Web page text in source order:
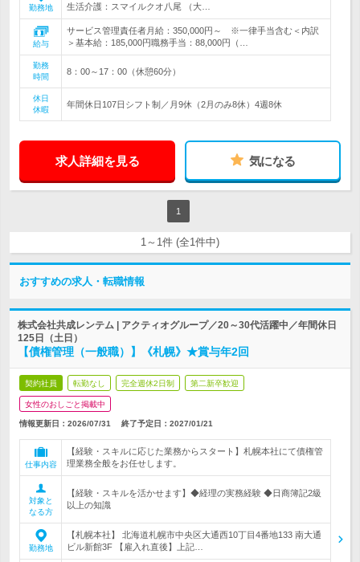
勤務地
生活介護：スマイルクオ八尾 （大…
給与
サービス管理責任者月給：350,000円～ ※一律手当含む＜内訳
＞基本給：185,000円職務手当：88,000円（…
勤務
時間
8：00～17：00（休憩60分）
休日
休暇
年間休日107日シフト制／月9休（2月のみ8休）4週8休
求人詳細を見る 気になる
1
1～1件 (全1件中)
おすすめの求人・転職情報
株式会社共成レンテム | アクティオグループ／20～30代活躍中／年間休日
125日（土日）
【債権管理（一般職）】《札幌》★賞与年2回
契約社員 転勤なし 完全週休2日制 第二新卒歓迎
女性のおしごと掲載中
情報更新日：2026/07/31 終了予定日： 2027/01/21
仕事内容
【経験・スキルに応じた業務からスタート】札幌本社にて債権管
理業務全般をお任せします。
対象と
なる方
【経験・スキルを活かせます】◆経理の実務経験 ◆日商簿記2級
以上の知識
勤務地
【札幌本社】 北海道札幌市中央区大通西10丁目4番地133 南大通
ビル新館3F 【雇入れ直後】上記…